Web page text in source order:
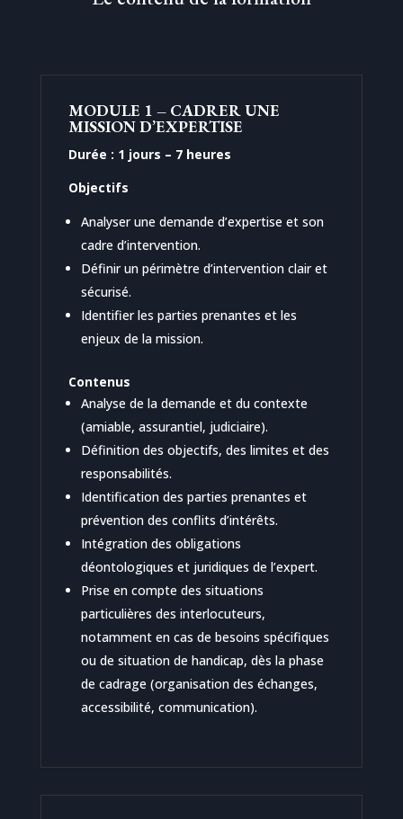
MODULE 1 – CADRER UNE
MISSION D’EXPERTISE
Durée : 1 jours – 7 heures
Objectifs
Analyser une demande d’expertise et son
cadre d’intervention.
Définir un périmètre d’intervention clair et
sécurisé.
Identifier les parties prenantes et les
enjeux de la mission.
Contenus
Analyse de la demande et du contexte
(amiable, assurantiel, judiciaire).
Définition des objectifs, des limites et des
responsabilités.
Identification des parties prenantes et
prévention des conflits d’intérêts.
Intégration des obligations
déontologiques et juridiques de l’expert.
Prise en compte des situations
particulières des interlocuteurs,
notamment en cas de besoins spécifiques
ou de situation de handicap, dès la phase
de cadrage (organisation des échanges,
accessibilité, communication).